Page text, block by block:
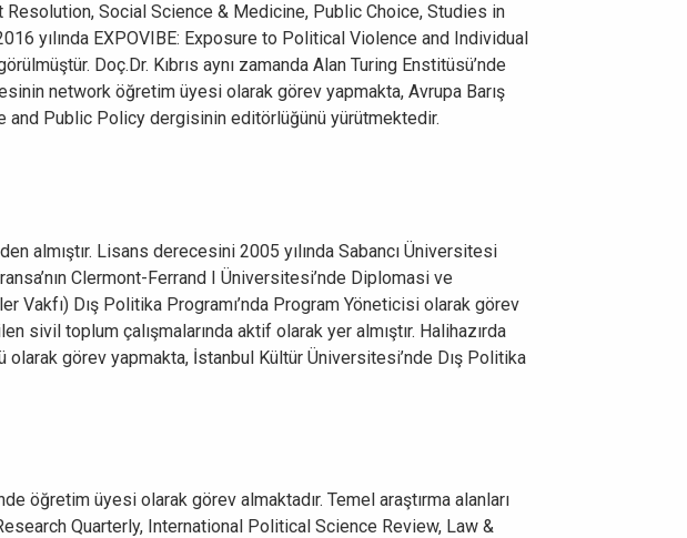
Resolution, Social Science & Medicine, Public Choice, Studies in
yılında EXPOVIBE: Exposure to Political Violence and Individual
Doç.Dr. Kıbrıs aynı zamanda Alan Turing Enstitüsü’nde
network öğretim üyesi olarak görev yapmakta, Avrupa Barış
and Public Policy dergisinin editörlüğünü yürütmektedir.
almıştır. Lisans derecesini 2005 yılında Sabancı Üniversitesi
Clermont-Ferrand I Üniversitesi’nde Diplomasi ve
Vakfı) Dış Politika Programı’nda Program Yöneticisi olarak görev
toplum çalışmalarında aktif olarak yer almıştır. Halihazırda
görev yapmakta, İstanbul Kültür Üniversitesi’nde Dış Politika
öğretim üyesi olarak görev almaktadır. Temel araştırma alanları
Quarterly, International Political Science Review, Law &